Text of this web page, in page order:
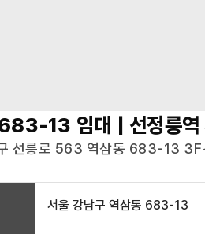
683-13 임대 | 선정릉역
선릉로 563 역삼동 683-13
서울 강남구 역삼동 683-13